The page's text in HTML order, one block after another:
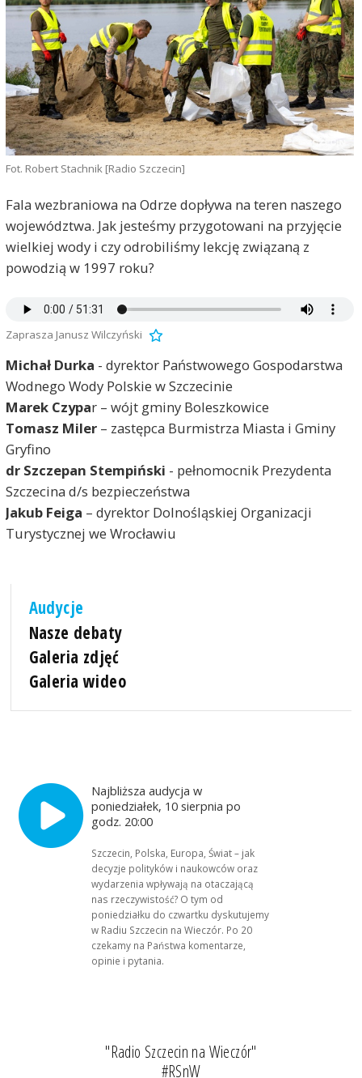
Fot. Robert Stachnik [Radio Szczecin]
Fala wezbraniowa na Odrze dopływa na teren naszego
województwa. Jak jesteśmy przygotowani na przyjęcie
wielkiej wody i czy odrobiliśmy lekcję związaną z
powodzią w 1997 roku?
Zaprasza Janusz Wilczyński
Michał Durka - dyrektor Państwowego Gospodarstwa
Wodnego Wody Polskie w Szczecinie
Marek Czypar – wójt gminy Boleszkowice
Tomasz Miler– zastępca Burmistrza Miasta i Gminy
Gryfino
dr Szczepan Stempiński - pełnomocnik Prezydenta
Szczecina d/s bezpieczeństwa
Jakub Feiga – dyrektor Dolnośląskiej Organizacji
Turystycznej we Wrocławiu
Audycje
Nasze debaty
Galeria zdjęć
Galeria wideo
Najbliższa audycja w
poniedziałek, 10 sierpnia po
godz. 20:00
Szczecin, Polska, Europa, Świat – jak
decyzje polityków i naukowców oraz
wydarzenia wpływają na otaczającą
nas rzeczywistość? O tym od
poniedziałku do czwartku dyskutujemy
w Radiu Szczecin na Wieczór. Po 20
czekamy na Państwa komentarze,
opinie i pytania.
"Radio Szczecin na Wieczór"
#RSnW